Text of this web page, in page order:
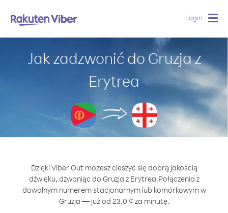
Login
Jak zadzwonić do Gruzja z
Erytrea
Dzięki Viber Out możesz cieszyć się dobrą jakością
dźwięku, dzwoniąc do Gruzja z Erytrea.Połączenia z
dowolnym numerem stacjonarnym lub komórkowym w
Gruzja — już od 23.0 ¢ za minutę.